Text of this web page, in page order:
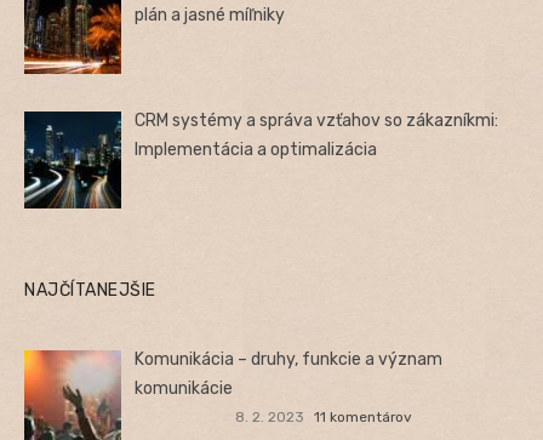
plán a jasné míľniky
CRM systémy a správa vzťahov so zákazníkmi:
Implementácia a optimalizácia
NAJČÍTANEJŠIE
Komunikácia – druhy, funkcie a význam
komunikácie
8. 2. 2023 11 komentárov